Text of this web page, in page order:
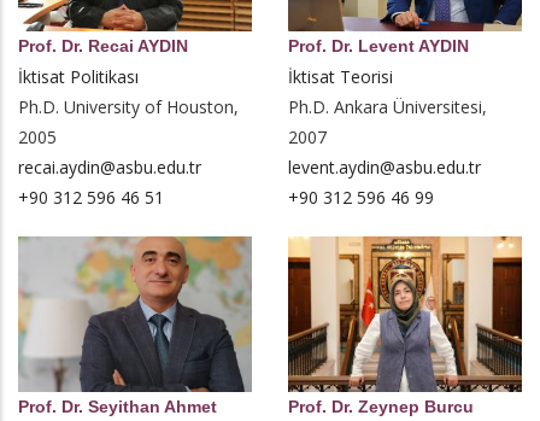
Prof. Dr. Recai AYDIN
İktisat Politikası
Ph.D. University of Houston,
2005
recai.aydin@asbu.edu.tr
+90 312 596 46 51
Prof. Dr. Levent AYDIN
İktisat Teorisi
Ph.D. Ankara Üniversitesi,
2007
levent.aydin@asbu.edu.tr
+90 312 596 46 99
Prof. Dr. Seyithan Ahmet
Prof. Dr. Zeynep Burcu